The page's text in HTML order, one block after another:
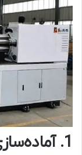
1. آماده‌سازی محل نصب